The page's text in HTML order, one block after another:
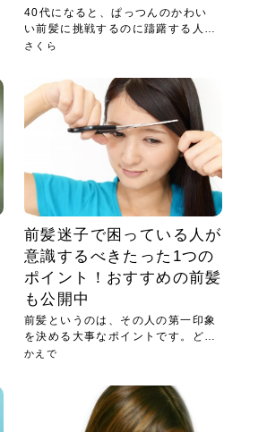
40代になると、ぱっつんのかわい
い前髪に挑戦するのに躊躇する人も
少な...
さくら
前髪迷子で困っている人が
意識するべきたった1つの
ポイント！おすすめの前髪
も公開中
前髪というのは、その人の第一印象
を決める大事なポイントです。どれ
にす...
かえで